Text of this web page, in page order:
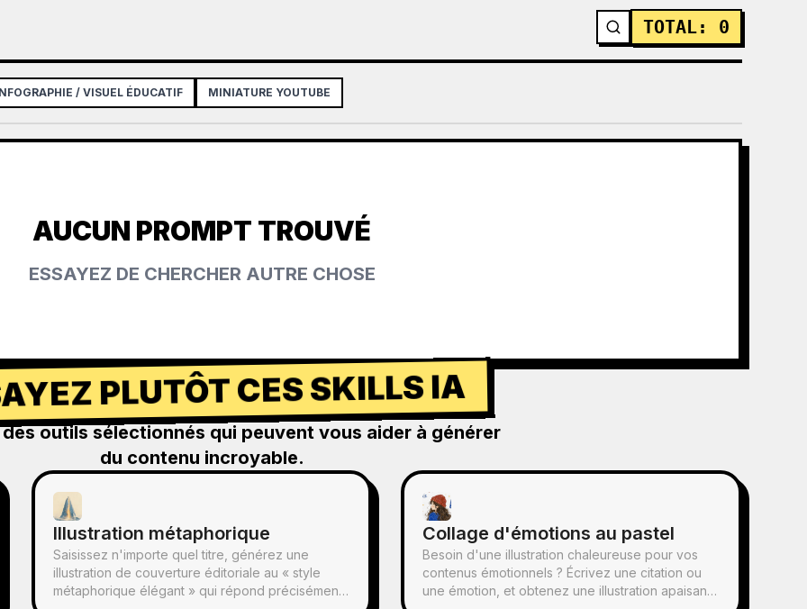
TOTAL: 0
/ VISUEL ÉDUCATIF MINIATURE YOUTUBE
AUCUN PROMPT TROUVÉ
ESSAYEZ DE CHERCHER AUTRE CHOSE
PLUTÔT CES SKILLS IA
outils sélectionnés qui peuvent vous aider à générer
du contenu incroyable.
Illustration métaphorique
Saisissez n'importe quel titre, générez une
illustration de couverture éditoriale au « style
métaphorique élégant » qui répond précisément
Collage d'émotions au pastel
Besoin d'une illustration chaleureuse pour vos
contenus émotionnels ? Écrivez une citation ou
une émotion, et obtenez une illustration apaisante